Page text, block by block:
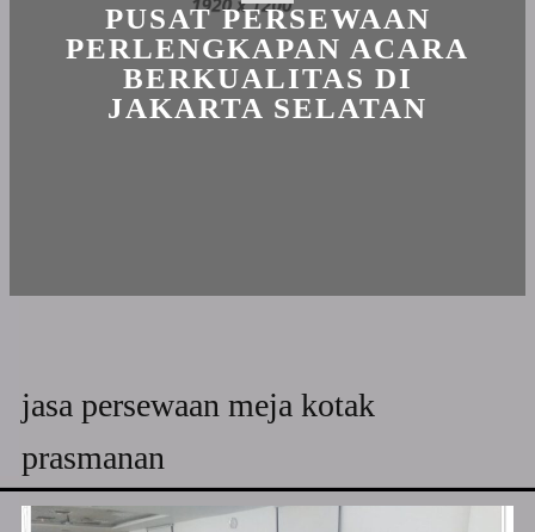
PUSAT PERSEWAAN
PERLENGKAPAN ACARA
BERKUALITAS DI
JAKARTA SELATAN
jasa persewaan meja kotak
prasmanan